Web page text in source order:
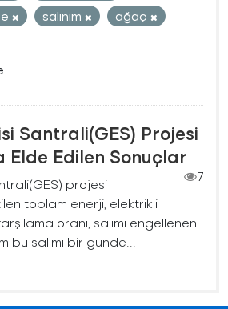
salınım
ağaç
Santrali(GES) Projesi
Elde Edilen Sonuçlar
7
projesi
toplam enerji, elektrikli
oranı, salımı engellenen
bu salımı bir günde...